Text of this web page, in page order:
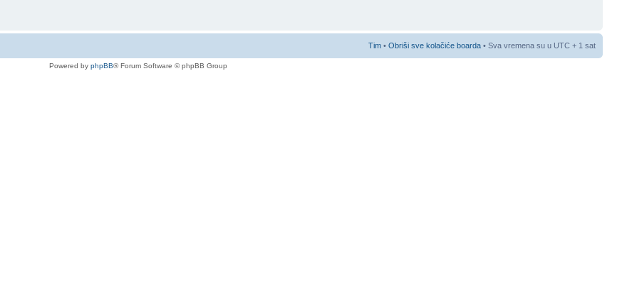
Tim • Obriši sve kolačiće boarda • Sva vremena su u UTC + 1 sat
Powered by phpBB® Forum Software © phpBB Group